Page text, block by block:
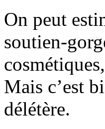
On peut
soutien-
Mais c’est
délétère.